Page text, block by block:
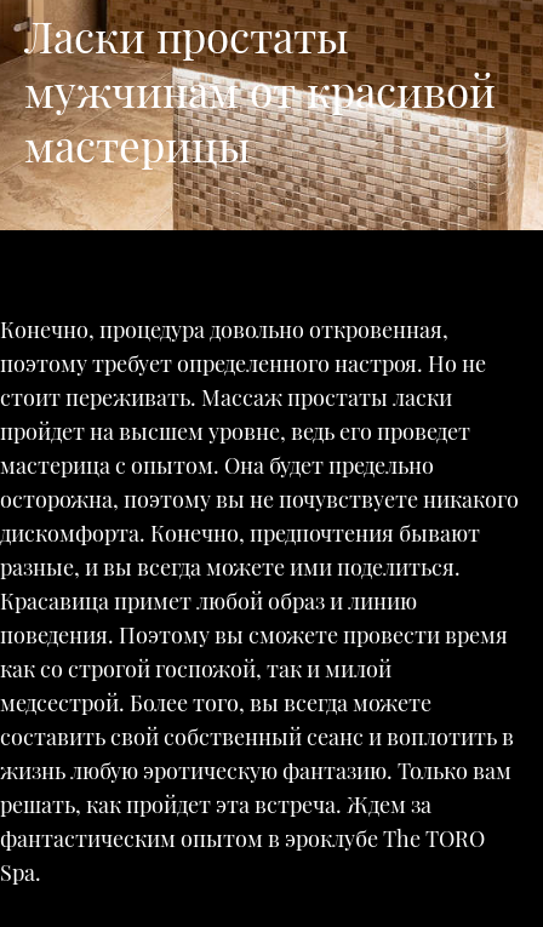
Ласки простаты
мужчинам от красивой
мастерицы
Конечно, процедура довольно откровенная,
поэтому требует определенного настроя. Но не
стоит переживать. Массаж простаты ласки
пройдет на высшем уровне, ведь его проведет
мастерица с опытом. Она будет предельно
осторожна, поэтому вы не почувствуете никакого
дискомфорта. Конечно, предпочтения бывают
разные, и вы всегда можете ими поделиться.
Красавица примет любой образ и линию
поведения. Поэтому вы сможете провести время
как со строгой госпожой, так и милой
медсестрой. Более того, вы всегда можете
составить свой собственный сеанс и воплотить в
жизнь любую эротическую фантазию. Только вам
решать, как пройдет эта встреча. Ждем за
фантастическим опытом в эроклубе The TORO
Spa.